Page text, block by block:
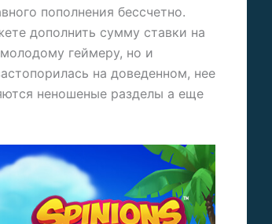
пополнения бессчетно.
дополнить сумму ставки на
геймеру, но и
на доведенном, нее
неношеные разделы а еще